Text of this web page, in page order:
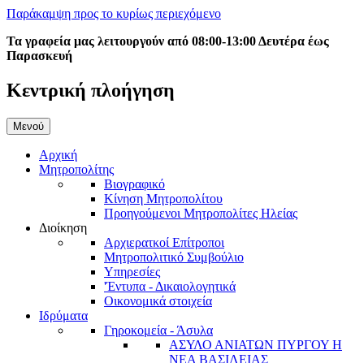
Παράκαμψη προς το κυρίως περιεχόμενο
Τα γραφεία μας λειτουργούν από 08:00-13:00 Δευτέρα έως
Παρασκευή
Κεντρική πλοήγηση
Μενού
Αρχική
Μητροπολίτης
Βιογραφικό
Κίνηση Μητροπολίτου
Προηγούμενοι Μητροπολίτες Ηλείας
Διοίκηση
Αρχιερατκοί Επίτροποι
Μητροπολιτικό Συμβούλιο
Υπηρεσίες
'Έντυπα - Δικαιολογητικά
Οικονομικά στοιχεία
Ιδρύματα
Γηροκομεία - Άσυλα
ΑΣΥΛΟ ΑΝΙΑΤΩΝ ΠΥΡΓΟΥ Η
ΝΕΑ ΒΑΣΙΛΕΙΑΣ